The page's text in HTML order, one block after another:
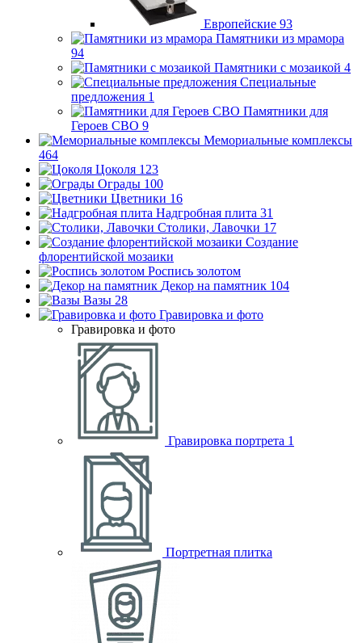
Европейские 93
Памятники из мрамора
94
Памятники с мозаикой 4
Специальные
предложения 1
Памятники для
Героев СВО 9
Мемориальные комплексы
464
Цоколя 123
Ограды 100
Цветники 16
Надгробная плита 31
Столики, Лавочки 17
Создание
флорентийской мозаики
Роспись золотом
Декор на памятник 104
Вазы 28
Гравировка и фото
Гравировка и фото
Гравировка портрета 1
Портретная плитка